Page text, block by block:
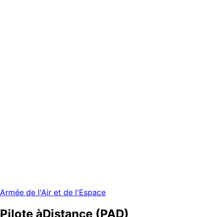
Armée de l'Air et de l'Espace
Pilote àDistance (PAD)